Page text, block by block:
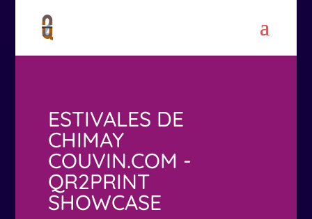
ESTIVALES DE
CHIMAY
COUVIN.COM -
QR2PRINT
SHOWCASE